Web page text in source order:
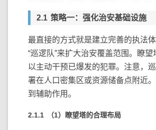
策略一：强化治安基础设施
最直接的方式就是建立完善的执法
“巡逻队”来扩大治安覆盖范围。瞭
以主动干预已爆发的犯罪。注意，
署在人口密集区或资源储备点附近
到辅助作用。
（1）瞭望塔的合理布局